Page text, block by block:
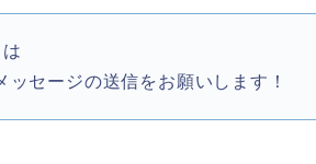
ッセージの送信をお願いします！